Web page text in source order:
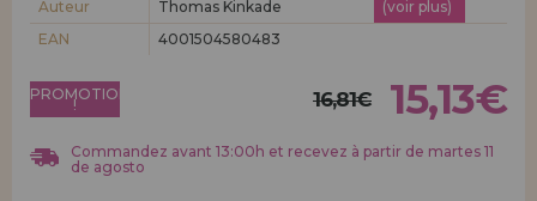
Allez-y! Nous vous attendions.
Auteur
Thomas Kinkade
(voir plus)
EAN
4001504580483
PROMOTION
! 16,81€ 15,13€
Commandez avant 13:00h et recevez à partir de martes 11
de agosto